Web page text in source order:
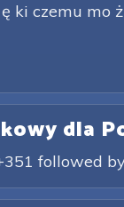
ki czemu
dla
followed